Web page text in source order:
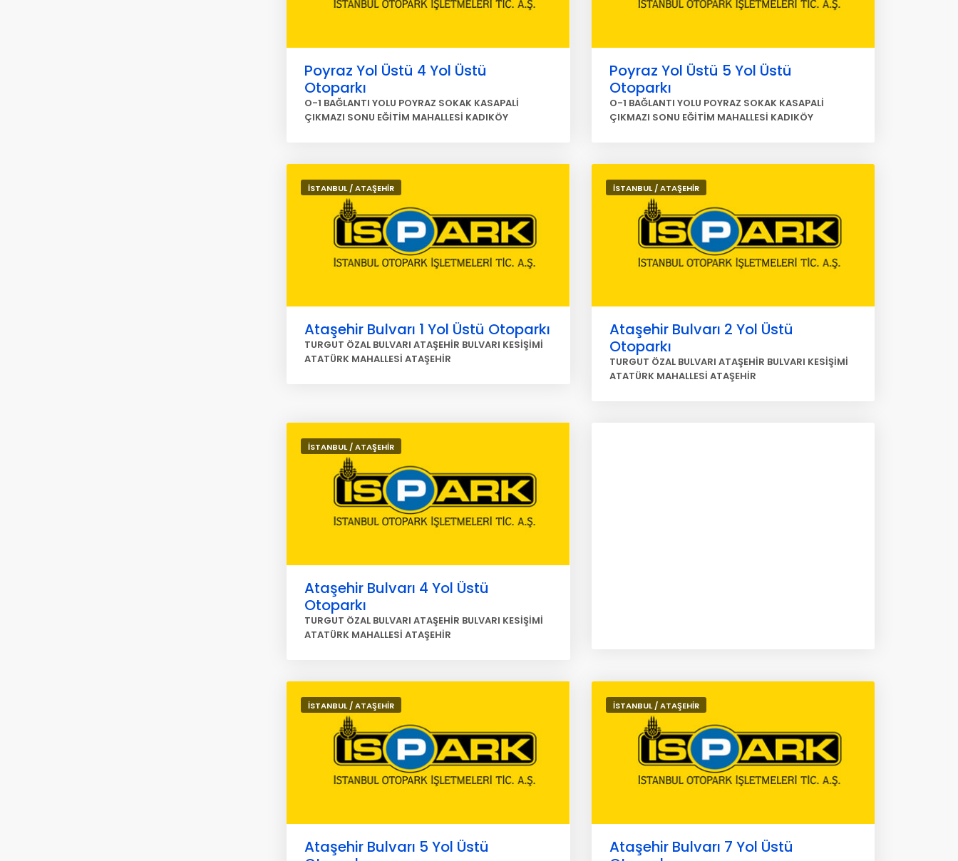
Poyraz Yol Üstü 4 Yol Üstü
Otoparkı
O-1 BAĞLANTI YOLU POYRAZ SOKAK KASAPALİ
ÇIKMAZI SONU EĞİTİM MAHALLESİ KADIKÖY
Poyraz Yol Üstü 5 Yol Üstü
Otoparkı
O-1 BAĞLANTI YOLU POYRAZ SOKAK KASAPALİ
ÇIKMAZI SONU EĞİTİM MAHALLESİ KADIKÖY
İSTANBUL / ATAŞEHİR
Ataşehir Bulvarı 1 Yol Üstü Otoparkı
TURGUT ÖZAL BULVARI ATAŞEHİR BULVARI KESİŞİMİ
ATATÜRK MAHALLESİ ATAŞEHİR
İSTANBUL / ATAŞEHİR
Ataşehir Bulvarı 2 Yol Üstü
Otoparkı
TURGUT ÖZAL BULVARI ATAŞEHİR BULVARI KESİŞİMİ
ATATÜRK MAHALLESİ ATAŞEHİR
İSTANBUL / ATAŞEHİR
Ataşehir Bulvarı 4 Yol Üstü
Otoparkı
TURGUT ÖZAL BULVARI ATAŞEHİR BULVARI KESİŞİMİ
ATATÜRK MAHALLESİ ATAŞEHİR
İSTANBUL / ATAŞEHİR
Ataşehir Bulvarı 5 Yol Üstü
İSTANBUL / ATAŞEHİR
Ataşehir Bulvarı 7 Yol Üstü